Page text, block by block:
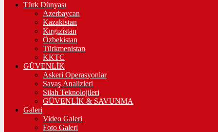
Türk Dünyası
Azerbaycan
Kazakistan
Kırgızistan
Özbekistan
Türkmenistan
KKTC
GÜVENLİK
Askeri Operasyonlar
Savaş Analizleri
Silah Teknolojileri
GÜVENLİK & SAVUNMA
Galeri
Video Galeri
Foto Galeri